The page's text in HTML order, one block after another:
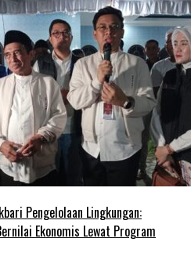
Pengelolaan Lingkungan:
Ekonomis Lewat Program